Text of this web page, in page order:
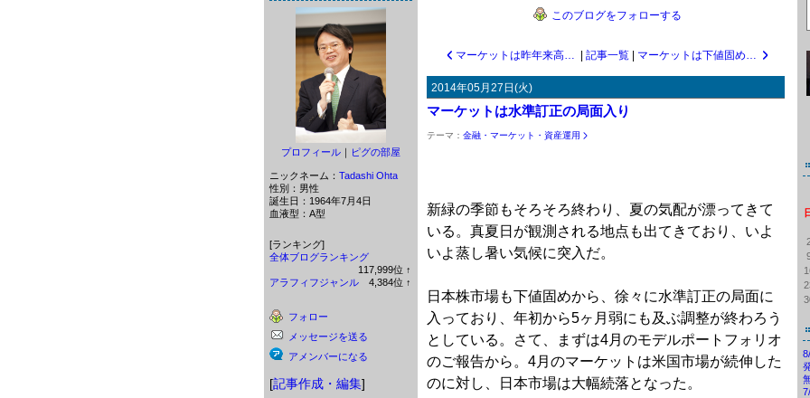
プロフィール ｜ ピグの部屋
ニックネーム： Tadashi Ohta
性別： 男性
誕生日： 1964年7月4日
血液型： A型
[ランキング]
全体ブログランキング
117,999位 ↑
アラフィフジャンル 4,384位 ↑
フォロー
メッセージを送る
アメンバーになる
[記事作成・編集]
このブログをフォローする
マーケットは昨年来高値を目指す展開に 記事一覧 マーケットは下値固めが続く
2014年05月27日(火)
マーケットは水準訂正の局面入り
テーマ： 金融・マーケット・資産運用
新緑の季節もそろそろ終わり、夏の気配が漂ってきて
いる。真夏日が観測される地点も出てきており、いよ
いよ蒸し暑い気候に突入だ。
日本株市場も下値固めから、徐々に水準訂正の局面に
入っており、年初から5ヶ月弱にも及ぶ調整が終わろう
としている。さて、まずは4月のモデルポートフォリオ
のご報告から。 4月のマーケットは米国市場が続伸した
のに対し、日本市場は大幅続落となった。